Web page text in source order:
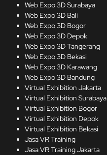
Web Expo 3D Surabaya
Web Expo 3D Bali
Web Expo 3D Bogor
Web Expo 3D Depok
Web Expo 3D Tangerang
Web Expo 3D Bekasi
Web Expo 3D Karawang
Web Expo 3D Bandung
Virtual Exhibition Jakarta
Virtual Exhibition Surabaya
Virtual Exhibition Bogor
Virtual Exhibition Depok
Virtual Exhibition Bekasi
Jasa VR Training
Jasa VR Training Jakarta